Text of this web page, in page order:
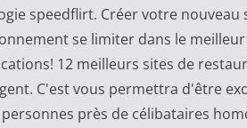
speedflirt. Créer votre
se limiter dans le
12 meilleurs sites de
C'est vous permettra d'être
près de célibataires